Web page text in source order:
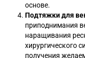
основе.
Подтяжки для
приподнимания
наращивания
хирургического
получения